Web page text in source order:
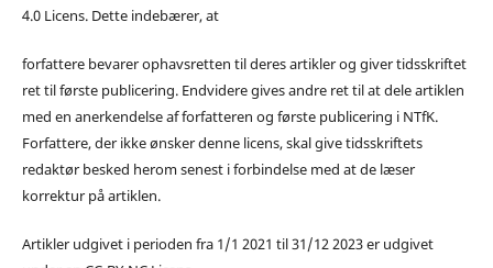
4.0 Licens. Dette indebærer, at
forfattere bevarer ophavsretten til deres artikler og giver tidsskriftet
ret til første publicering. Endvidere gives andre ret til at dele artiklen
med en anerkendelse af forfatteren og første publicering i NTfK.
Forfattere, der ikke ønsker denne licens, skal give tidsskriftets
redaktør besked herom senest i forbindelse med at de læser
korrektur på artiklen.
Artikler udgivet i perioden fra 1/1 2021 til 31/12 2023 er udgivet